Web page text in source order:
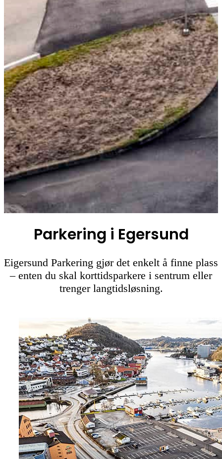
Parkering i Egersund
Eigersund Parkering gjør det enkelt å finne plass
– enten du skal korttidsparkere i sentrum eller
trenger langtidsløsning.